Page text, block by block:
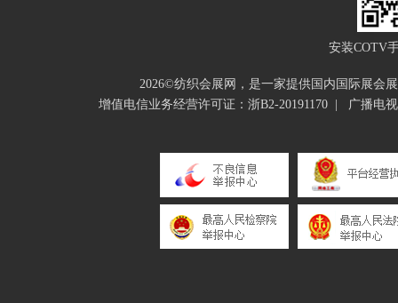
安装COTV
2026©纺织会展网，是一家提供国内国际展会
增值电信业务经营许可证：浙B2-20191170| 广播电